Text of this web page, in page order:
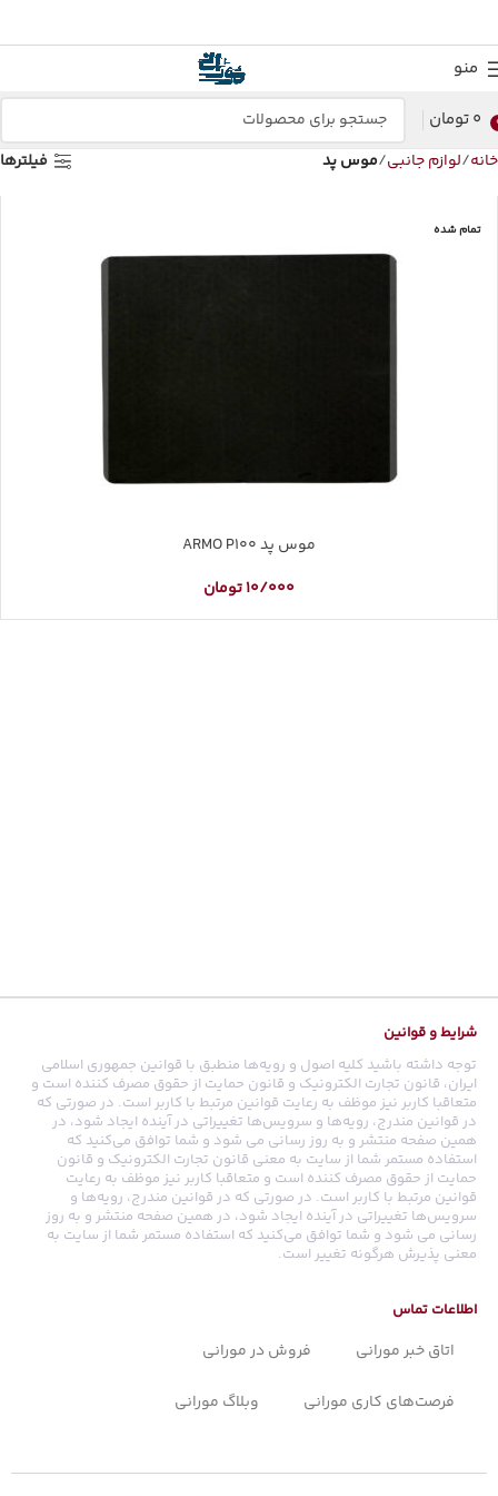
منو
0تومان
خانه لوازم جانبی موس پد فیلترها
تمام شده
موس پد ARMO P100
10/000تومان
شرایط و قوانین
توجه داشته باشید کلیه اصول و رویه‏‌ها منطبق با قوانین جمهوری اسلامی
ایران، قانون تجارت الکترونیک و قانون حمایت از حقوق مصرف کننده است و
متعاقبا کاربر نیز موظف به رعایت قوانین مرتبط با کاربر است. در صورتی که
در قوانین مندرج، رویه‏‌ها و سرویس‏‌ها تغییراتی در آینده ایجاد شود، در
همین صفحه منتشر و به روز رسانی می شود و شما توافق می‏‌کنید که
استفاده مستمر شما از سایت به معنی قانون تجارت الکترونیک و قانون
حمایت از حقوق مصرف کننده است و متعاقبا کاربر نیز موظف به رعایت
قوانین مرتبط با کاربر است. در صورتی که در قوانین مندرج، رویه‏‌ها و
سرویس‏‌ها تغییراتی در آینده ایجاد شود، در همین صفحه منتشر و به روز
رسانی می شود و شما توافق می‏‌کنید که استفاده مستمر شما از سایت به
معنی پذیرش هرگونه تغییر است.
اطلاعات تماس
اتاق خبر مورانی فروش در مورانی
فرصت‌های کاری مورانی وبلاگ مورانی